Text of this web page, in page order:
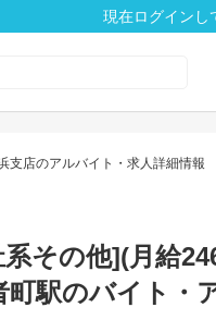
現在ログインし
店のアルバイト・求人詳細情報
その他](月給
駅のバイト・